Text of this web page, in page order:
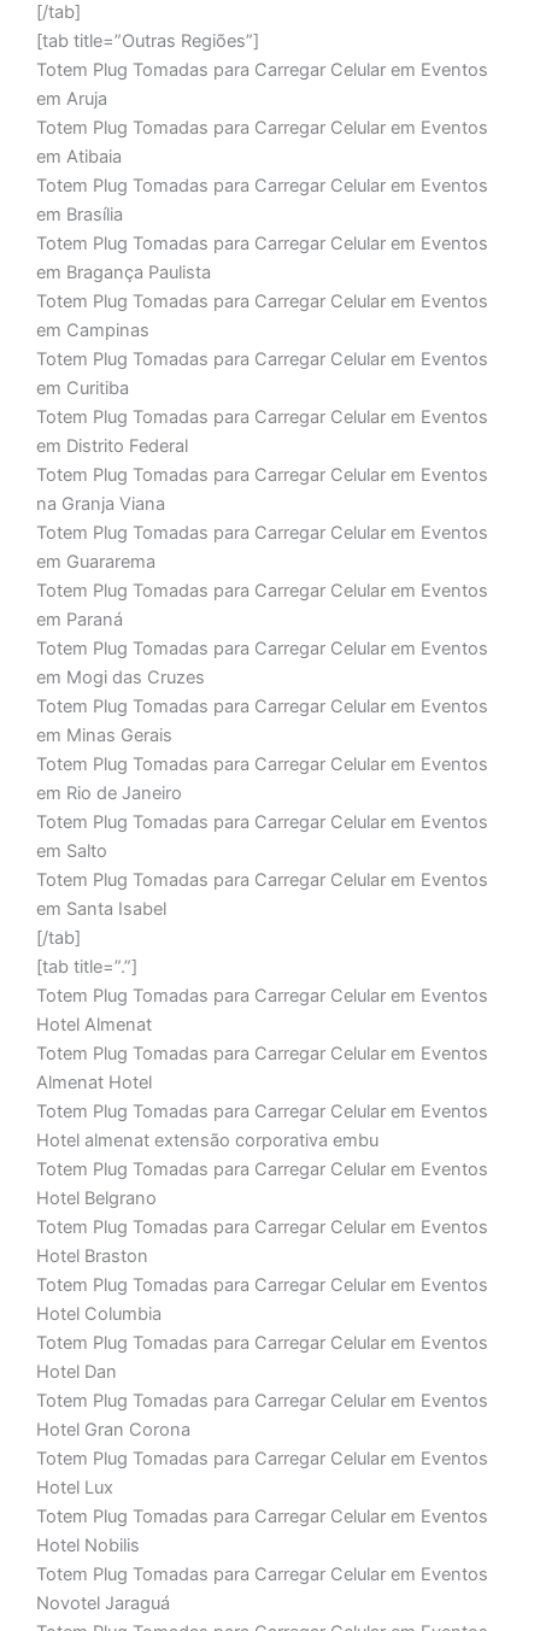
[/tab]
[tab title=”Outras Regiões”]
Totem Plug Tomadas para Carregar Celular em Eventos
em Aruja
Totem Plug Tomadas para Carregar Celular em Eventos
em Atibaia
Totem Plug Tomadas para Carregar Celular em Eventos
em Brasília
Totem Plug Tomadas para Carregar Celular em Eventos
em Bragança Paulista
Totem Plug Tomadas para Carregar Celular em Eventos
em Campinas
Totem Plug Tomadas para Carregar Celular em Eventos
em Curitiba
Totem Plug Tomadas para Carregar Celular em Eventos
em Distrito Federal
Totem Plug Tomadas para Carregar Celular em Eventos
na Granja Viana
Totem Plug Tomadas para Carregar Celular em Eventos
em Guararema
Totem Plug Tomadas para Carregar Celular em Eventos
em Paraná
Totem Plug Tomadas para Carregar Celular em Eventos
em Mogi das Cruzes
Totem Plug Tomadas para Carregar Celular em Eventos
em Minas Gerais
Totem Plug Tomadas para Carregar Celular em Eventos
em Rio de Janeiro
Totem Plug Tomadas para Carregar Celular em Eventos
em Salto
Totem Plug Tomadas para Carregar Celular em Eventos
em Santa Isabel
[/tab]
[tab title=”.”]
Totem Plug Tomadas para Carregar Celular em Eventos
Hotel Almenat
Totem Plug Tomadas para Carregar Celular em Eventos
Almenat Hotel
Totem Plug Tomadas para Carregar Celular em Eventos
Hotel almenat extensão corporativa embu
Totem Plug Tomadas para Carregar Celular em Eventos
Hotel Belgrano
Totem Plug Tomadas para Carregar Celular em Eventos
Hotel Braston
Totem Plug Tomadas para Carregar Celular em Eventos
Hotel Columbia
Totem Plug Tomadas para Carregar Celular em Eventos
Hotel Dan
Totem Plug Tomadas para Carregar Celular em Eventos
Hotel Gran Corona
Totem Plug Tomadas para Carregar Celular em Eventos
Hotel Lux
Totem Plug Tomadas para Carregar Celular em Eventos
Hotel Nobilis
Totem Plug Tomadas para Carregar Celular em Eventos
Novotel Jaraguá